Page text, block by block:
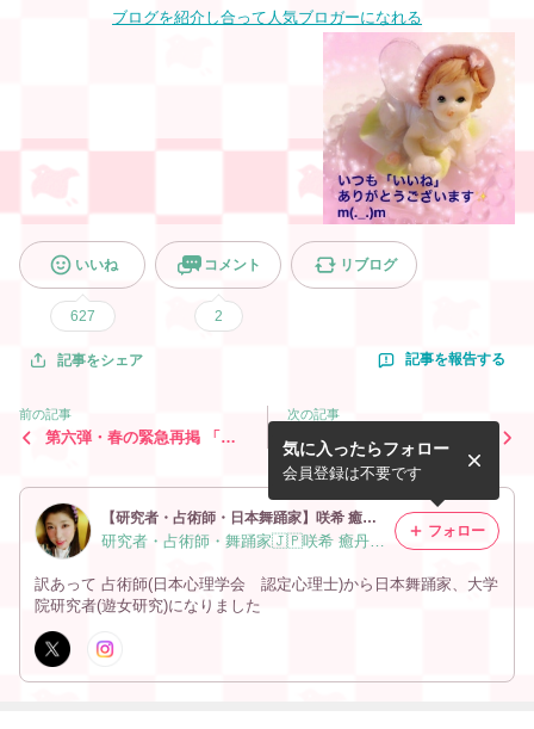
ブログを紹介し合って人気ブロガーになれる
いいね
627
コメント
2
リブログ
記事をシェア 記事を報告する
前の記事
第六弾・春の緊急再掲 「ス
アメクリップ
次の記事
3月18日と週末の霊感タロッ
ト【Instagram無料占い】③
を選択されたあなた&アメク
リップ
【研究者・占術師・日本舞踊家】咲希 癒丹子(さき ゆにこ)
研究者・占術師・舞踊家🇯🇵咲希 癒丹子(さき ゆにこ)
訳あって 占術師(日本心理学会 認定心理士)から日本舞踊家、大学
院研究者(遊女研究)になりました
気に入ったらフォロー
会員登録は不要です
フォロー